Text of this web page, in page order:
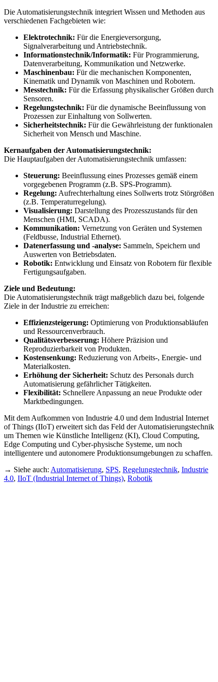
Die Automatisierungstechnik integriert Wissen und Methoden aus
verschiedenen Fachgebieten wie:
Elektrotechnik: Für die Energieversorgung,
Signalverarbeitung und Antriebstechnik.
Informationstechnik/Informatik: Für Programmierung,
Datenverarbeitung, Kommunikation und Netzwerke.
Maschinenbau: Für die mechanischen Komponenten,
Kinematik und Dynamik von Maschinen und Robotern.
Messtechnik: Für die Erfassung physikalischer Größen durch
Sensoren.
Regelungstechnik: Für die dynamische Beeinflussung von
Prozessen zur Einhaltung von Sollwerten.
Sicherheitstechnik: Für die Gewährleistung der funktionalen
Sicherheit von Mensch und Maschine.
Kernaufgaben der Automatisierungstechnik:
Die Hauptaufgaben der Automatisierungstechnik umfassen:
Steuerung: Beeinflussung eines Prozesses gemäß einem
vorgegebenen Programm (z.B. SPS-Programm).
Regelung: Aufrechterhaltung eines Sollwerts trotz Störgrößen
(z.B. Temperaturregelung).
Visualisierung: Darstellung des Prozesszustands für den
Menschen (HMI, SCADA).
Kommunikation: Vernetzung von Geräten und Systemen
(Feldbusse, Industrial Ethernet).
Datenerfassung und -analyse: Sammeln, Speichern und
Auswerten von Betriebsdaten.
Robotik: Entwicklung und Einsatz von Robotern für flexible
Fertigungsaufgaben.
Ziele und Bedeutung:
Die Automatisierungstechnik trägt maßgeblich dazu bei, folgende
Ziele in der Industrie zu erreichen:
Effizienzsteigerung: Optimierung von Produktionsabläufen
und Ressourcenverbrauch.
Qualitätsverbesserung: Höhere Präzision und
Reproduzierbarkeit von Produkten.
Kostensenkung: Reduzierung von Arbeits-, Energie- und
Materialkosten.
Erhöhung der Sicherheit: Schutz des Personals durch
Automatisierung gefährlicher Tätigkeiten.
Flexibilität: Schnellere Anpassung an neue Produkte oder
Marktbedingungen.
Mit dem Aufkommen von Industrie 4.0 und dem Industrial Internet
of Things (IIoT) erweitert sich das Feld der Automatisierungstechnik
um Themen wie Künstliche Intelligenz (KI), Cloud Computing,
Edge Computing und Cyber-physische Systeme, um noch
intelligentere und autonomere Produktionsumgebungen zu schaffen.
→ Siehe auch: Automatisierung, SPS, Regelungstechnik, Industrie
4.0, IIoT (Industrial Internet of Things), Robotik